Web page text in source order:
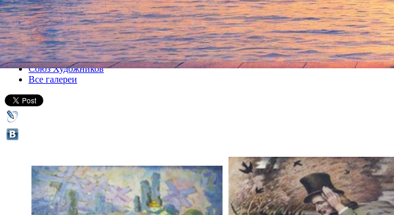
15 мая 2012, вторник-27 мая 2012, воскресенье
Версия для печати
Все выставки
Союз Художников
Все галереи